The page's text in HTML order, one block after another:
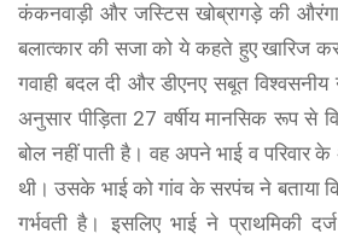
कंकनवाड़ी और जस्टिस खोब्रागड़े की
बलात्कार की सजा को ये कहते हुए खारिज कर
गवाही बदल दी और डीएनए सबूत
अनुसार पीड़िता 27 वर्षीय मानसिक रूप से
बोल नहीं पाती है। वह अपने भाई व परिवार
थी। उसके भाई को गांव के सरपंच ने बताया
गर्भवती है। इसलिए भाई ने प्राथमिकी